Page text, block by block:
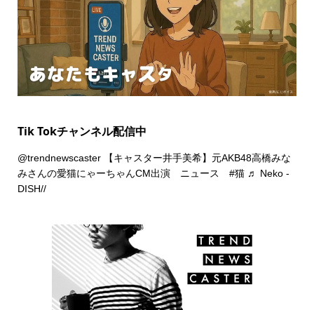
Tik Tokチャンネル配信中
@trendnewscaster【キャスター井手美希】元AKB48高橋みな
みさんの愛猫にゃーちゃんCM出演 ニュース #猫 ♬ Neko -
DISH//